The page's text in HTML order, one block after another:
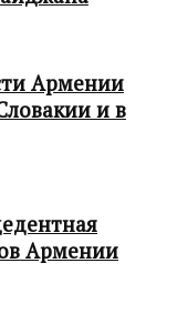
Армении
и в
Армении